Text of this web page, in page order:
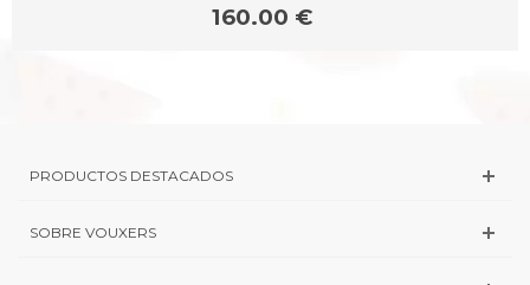
160.00 €
PRODUCTOS DESTACADOS
SOBRE VOUXERS